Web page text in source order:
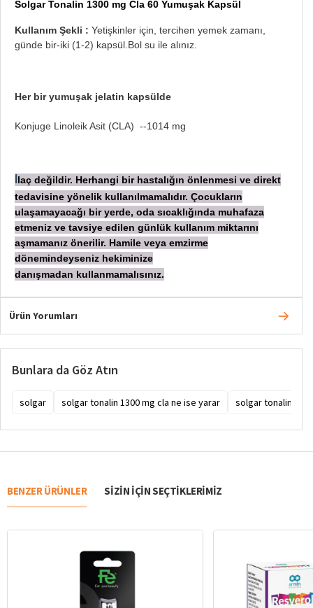
Solgar Tonalin 1300 mg Cla 60 Yumuşak Kapsül
Kullanım Şekli : Yetişkinler için, tercihen yemek zamanı,
günde bir-iki (1-2) kapsül. Bol su ile alınız.
Her bir yumuşak jelatin kapsülde
​Konjuge Linoleik Asit (CLA) --1014 mg
laç değildir. Herhangi bir hastalığın önlenmesi ve direkt
tedavisine yönelik kullanılmamalıdır. Çocukların
ulaşamayacağı bir yerde, oda sıcaklığında muhafaza
etmeniz ve tavsiye edilen günlük kullanım miktarını
aşmamanız önerilir. Hamile veya emzirme
dönemindeyseniz hekiminize
danışmadan kullanmamalısınız.
Ürün Yorumları
Bunlara da Göz Atın
solgar solgar tonalin 1300 mg cla ne ise yarar solgar tonalin
BENZER ÜRÜNLER SIZIN IÇIN SEÇTIKLERIMIZ